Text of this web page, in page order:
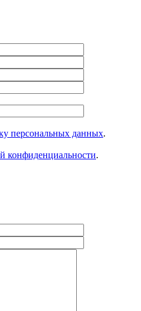
персональных данных.
конфиденциальности.